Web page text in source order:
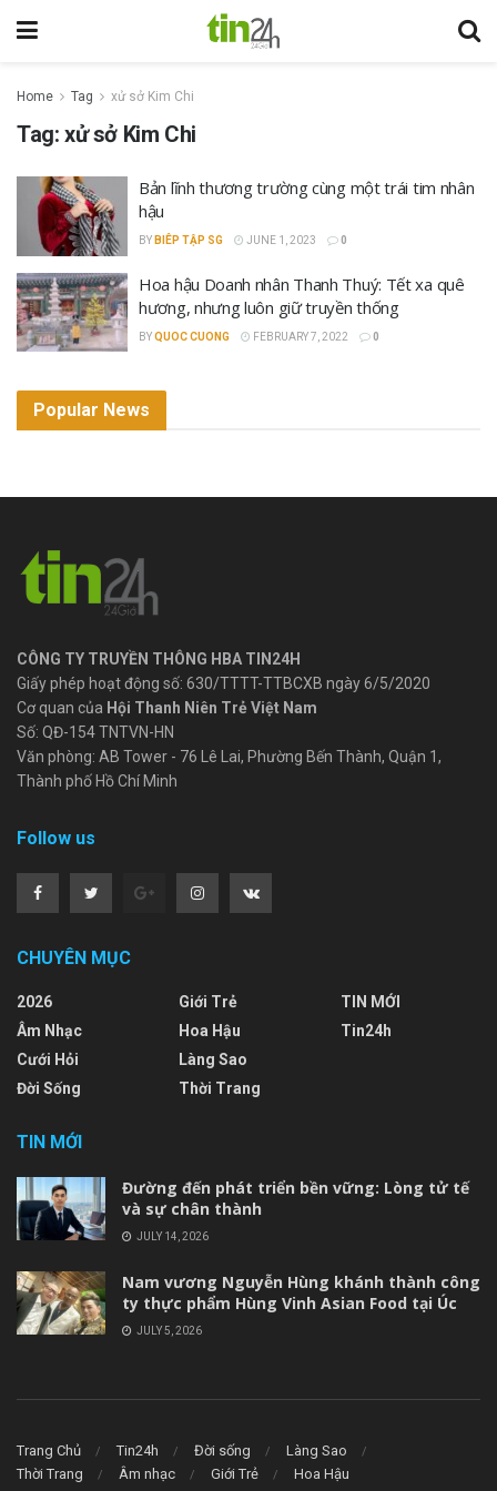
Home Tag xử sở Kim Chi
Tag: xử sở Kim Chi
Bản lĩnh thương trường cùng một trái tim nhân
hậu
BY BIÊP TẬP SG JUNE 1, 2023 0
Hoa hậu Doanh nhân Thanh Thuý: Tết xa quê
hương, nhưng luôn giữ truyền thống
BYQUOC CUONG FEBRUARY 7, 2022 0
Popular News
CÔNG TY TRUYỀN THÔNG HBA TIN24H
Giấy phép hoạt động số: 630/TTTT-TTBCXB ngày 6/5/2020
Cơ quan của Hội Thanh Niên Trẻ Việt Nam
Số: QĐ-154 TNTVN-HN
Văn phòng: AB Tower - 76 Lê Lai, Phường Bến Thành, Quận 1,
Thành phố Hồ Chí Minh
Follow us
CHUYÊN MỤC
2026
Âm Nhạc
Cưới Hỏi
Đời Sống
Giới Trẻ
Hoa Hậu
Làng Sao
Thời Trang
TIN MỚI
Tin24h
TIN MỚI
Đường đến phát triển bền vững: Lòng tử tế
và sự chân thành
JULY 14, 2026
Nam vương Nguyễn Hùng khánh thành công
ty thực phẩm Hùng Vinh Asian Food tại Úc
JULY 5, 2026
Trang Chủ Tin24h Đời sống
Làng Sao
Thời Trang
Âm nhạc Giới Trẻ Hoa Hậu